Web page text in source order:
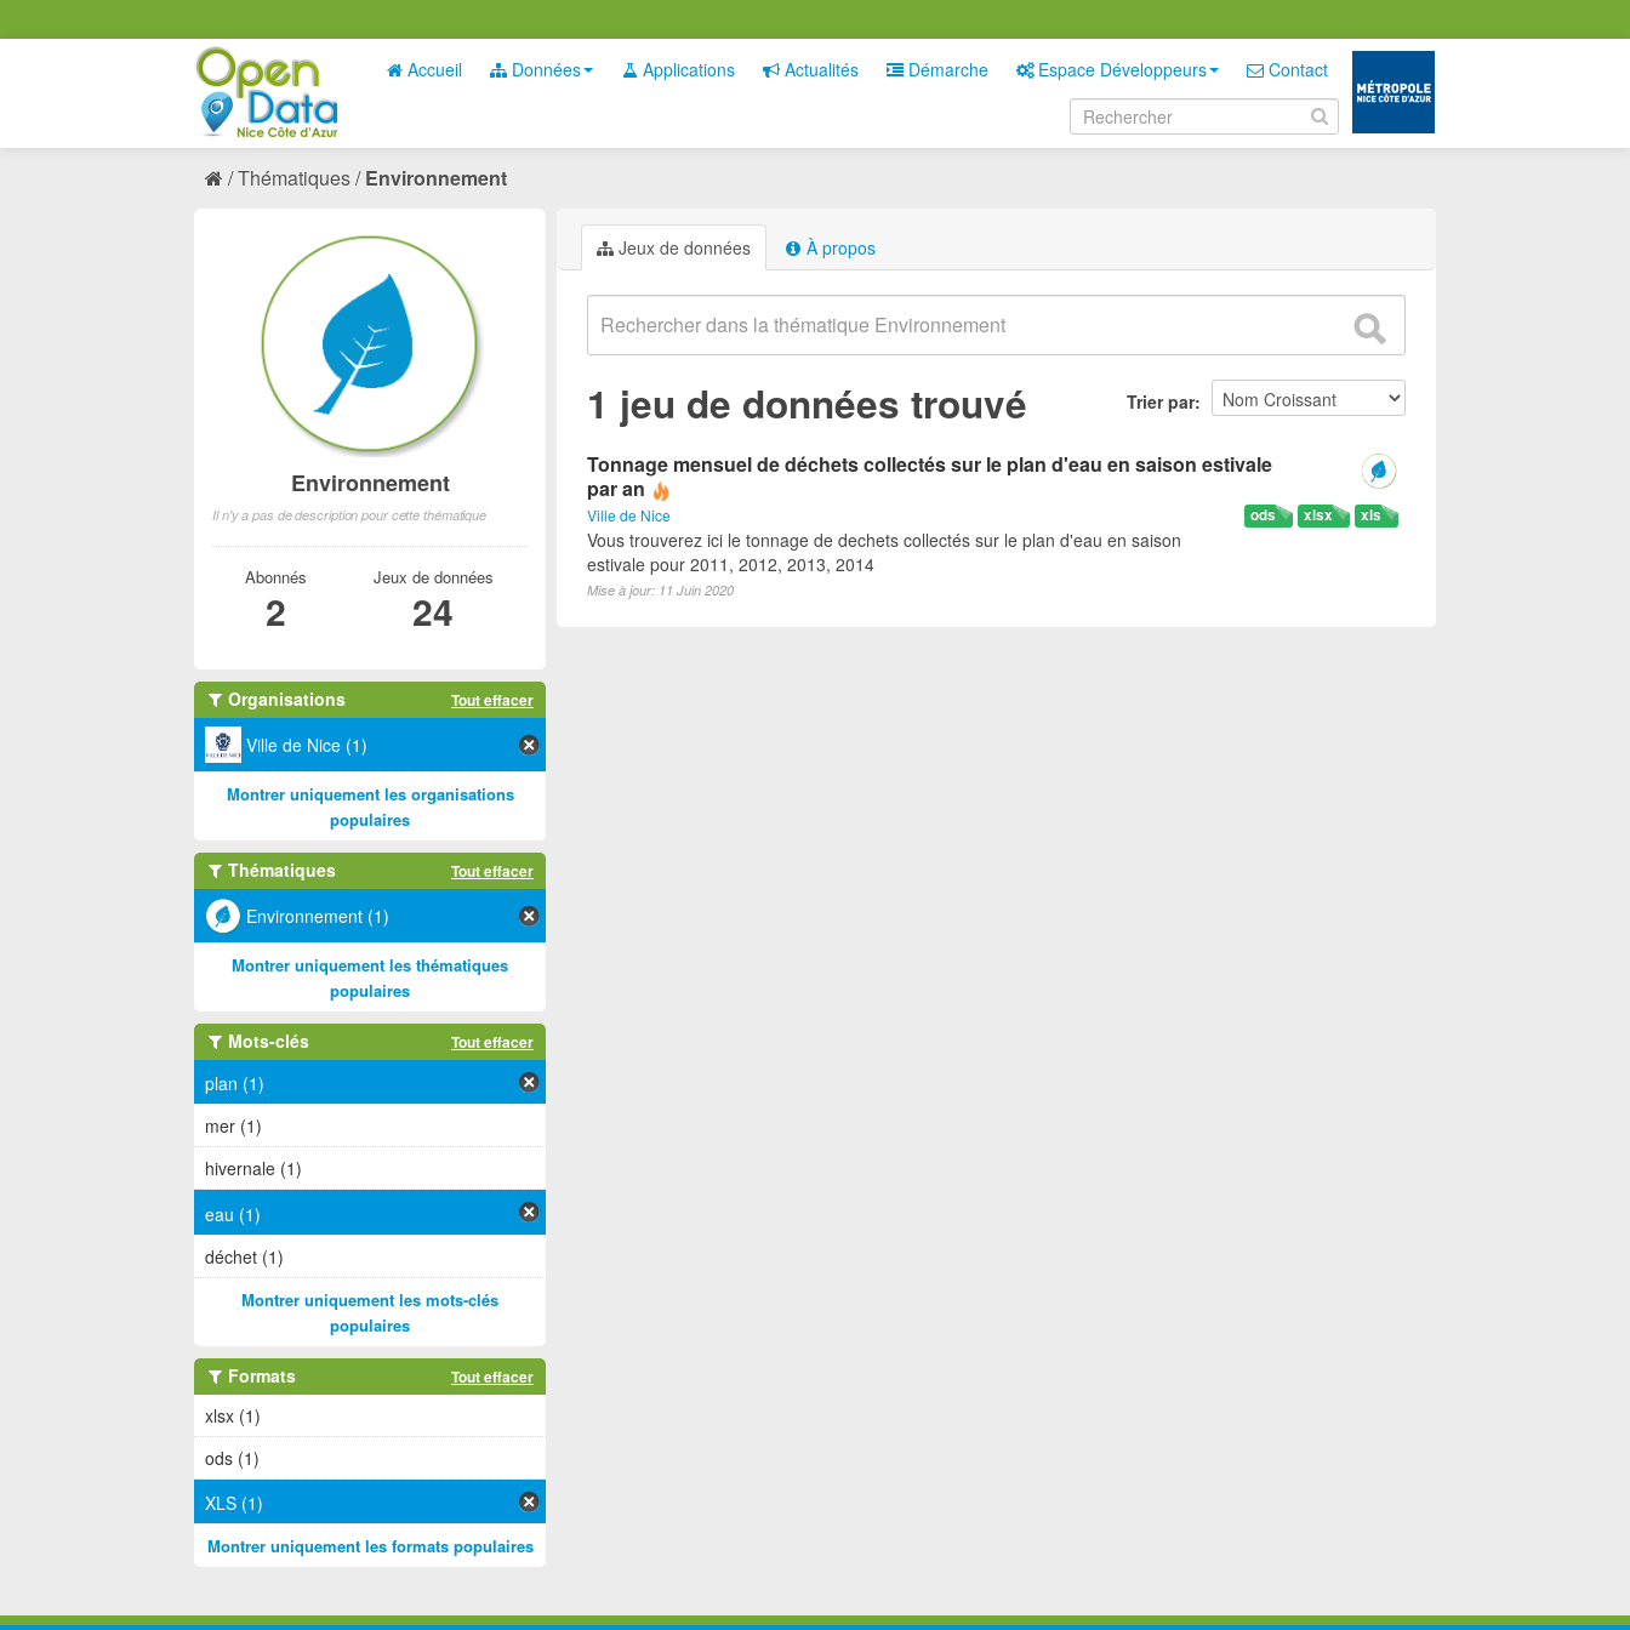
Accueil Données Applications Actualités Démarche Espace Développeurs Contact
Thématiques Environnement
Jeux de données À propos
Trier par
1 jeu de données trouvé
Tonnage mensuel de déchets collectés sur le plan d'eau en saison estivale
par an
Ville de Nice xls
xlsx
ods
Vous trouverez ici le tonnage de dechets collectés sur le plan d'eau en saison
estivale pour 2011, 2012, 2013, 2014
Mise à jour: 11 Juin 2020
Environnement
Il n'y a pas de description pour cette thématique
Abonnés
2
Jeux de données
24
Organisations Tout effacer
Ville de Nice (1)
Montrer uniquement les organisations
populaires
Thématiques Tout effacer
Environnement (1)
Montrer uniquement les thématiques
populaires
Mots-clés Tout effacer
plan (1)
mer (1)
hivernale (1)
eau (1)
déchet (1)
Montrer uniquement les mots-clés
populaires
Formats Tout effacer
xlsx (1)
ods (1)
XLS (1)
Montrer uniquement les formats populaires